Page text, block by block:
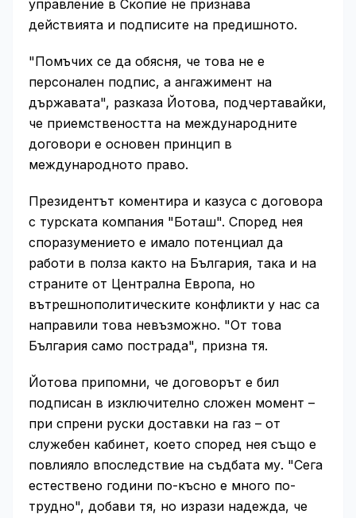
управление в Скопие не признава
действията и подписите на предишното.
"Помъчих се да обясня, че това не е
персонален подпис, а ангажимент на
държавата", разказа Йотова, подчертавайки,
че приемствеността на международните
договори е основен принцип в
международното право.
Президентът коментира и казуса с договора
с турската компания "Боташ". Според нея
споразумението е имало потенциал да
работи в полза както на България, така и на
страните от Централна Европа, но
вътрешнополитическите конфликти у нас са
направили това невъзможно. "От това
България само пострада", призна тя.
Йотова припомни, че договорът е бил
подписан в изключително сложен момент –
при спрени руски доставки на газ – от
служебен кабинет, което според нея също е
повлияло впоследствие на съдбата му. "Сега
естествено години по-късно е много по-
трудно", добави тя, но изрази надежда, че